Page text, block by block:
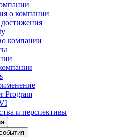
о компании
компании
Program
и перспективы